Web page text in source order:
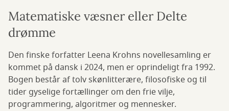
Matematiske væsner eller Delte
drømme
Den finske forfatter Leena Krohns novellesamling er
kommet på dansk i 2024, men er oprindeligt fra 1992.
Bogen består af tolv skønlitterære, filosofiske og til
tider gyselige fortællinger om den frie vilje,
programmering, algoritmer og mennesker.